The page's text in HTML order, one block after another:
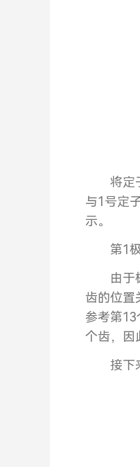
将定
与1号定
示。
第1
由于
齿的位置
参考第13
个齿，因
接下